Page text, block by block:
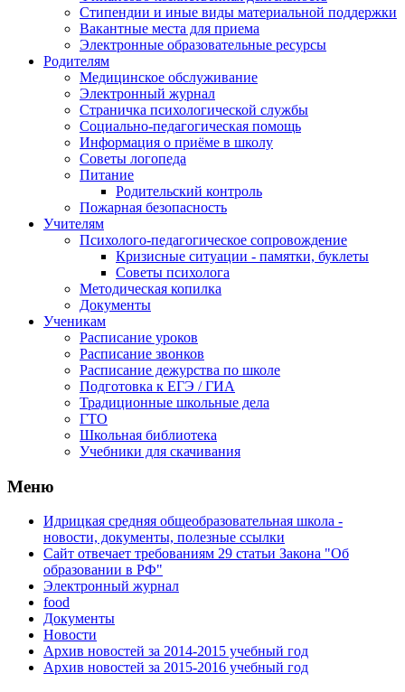
Стипендии и иные виды материальной поддержки
Вакантные места для приема
Электронные образовательные ресурсы
Родителям
Медицинское обслуживание
Электронный журнал
Страничка психологической службы
Социально-педагогическая помощь
Информация о приёме в школу
Советы логопеда
Питание
Родительский контроль
Пожарная безопасность
Учителям
Психолого-педагогическое сопровождение
Кризисные ситуации - памятки, буклеты
Советы психолога
Методическая копилка
Документы
Ученикам
Расписание уроков
Расписание звонков
Расписание дежурства по школе
Подготовка к ЕГЭ / ГИА
Традиционные школьные дела
ГТО
Школьная библиотека
Учебники для скачивания
Мeню
Идрицкая средняя общеобразовательная школа -
новости, документы, полезные ссылки
Сайт отвечает требованиям 29 cтатьи Закона "Об
образовании в РФ"
Электронный журнал
food
Документы
Новости
Архив новостей за 2014-2015 учебный год
Архив новостей за 2015-2016 учебный год